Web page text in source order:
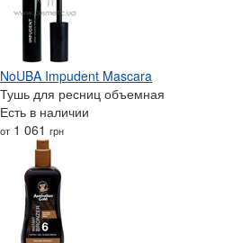
NoUBA Impudent Mascara
Тушь для ресниц объемная
Есть в наличии
от 1 061 грн